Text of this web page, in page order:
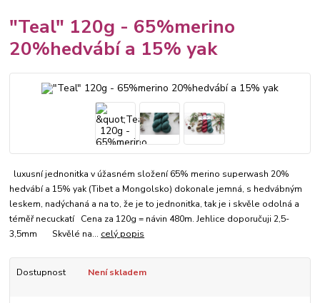
"Teal" 120g - 65%merino
20%hedvábí a 15% yak
luxusní jednonitka v úžasném složení 65% merino superwash 20%
hedvábí a 15% yak (Tibet a Mongolsko) dokonale jemná, s hedvábným
leskem, nadýchaná a na to, že je to jednonitka, tak je i skvěle odolná a
téměř necuckatí Cena za 120g = návin 480m. Jehlice doporučuji 2,5-
3,5mm Skvělé na... celý popis
Dostupnost Není skladem